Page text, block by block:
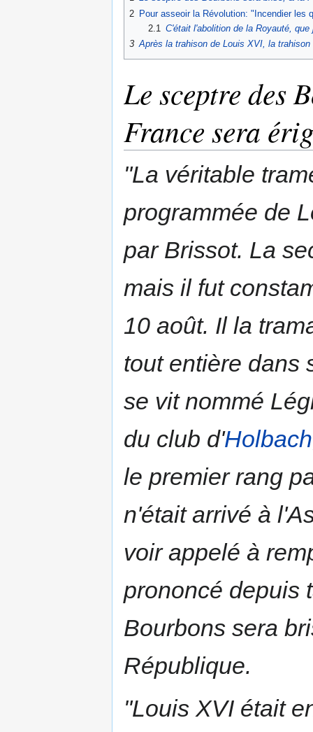
2 Pour asseoir la Révolution: "Incendier
2.1
C'était l'abolition de la Royauté,
3 Après la trahison de Louis XVI, la
Le sceptre des
France sera
"La véritable
programmée de
par Brissot. La
mais il fut
10 août. Il la
tout entière dans
se vit nommé
du club d'Holbach
le premier rang
n'était arrivé à
voir appelé à
prononcé depuis
Bourbons sera
République.
"Louis XVI était